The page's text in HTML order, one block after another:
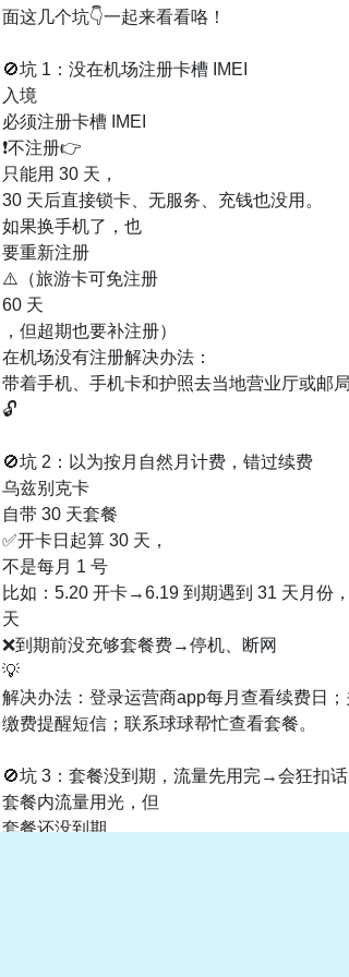
面这几个坑👇一起来看看咯！
🚫坑 1：没在机场注册卡槽 IMEI
入境
必须注册卡槽 IMEI
❗不注册👉
只能用 30 天，
30 天后直接锁卡、无服务、充钱也没用。
如果换手机了，也
要重新注册
⚠️（旅游卡可免注册
60 天
，但超期也要补注册）
在机场没有注册解决办法：
带着手机、手机卡和护照去当地营业厅或邮
🔓
🚫坑 2：以为按月自然月计费，错过续费
乌兹别克卡
自带 30 天套餐
✅开卡日起算 30 天，
不是每月 1 号
比如：5.20 开卡→6.19 到期遇到 31 天月份
天
❌到期前没充够套餐费→停机、断网
💡
解决办法：登录运营商app每月查看续费日
缴费提醒短信；联系球球帮忙查看套餐。
🚫坑 3：套餐没到期，流量先用完→会狂扣
套餐内流量用光，但
套餐还没到期，